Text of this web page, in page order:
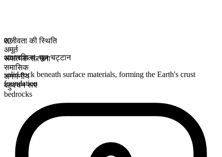
सजीवता की स्थिति
अमूर्त
रूपात्मक संरचना
समासिक
अगणनीय
बहुवचन रूप
bedrocks
02
आधारशिला,मूल चट्टान
solid rock beneath surface materials, forming the Earth's crust
foundation